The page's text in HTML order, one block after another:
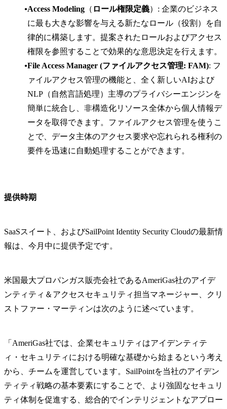
Access Modeling （ ロール権限定義）: 企業のビジネス
に最も大きな影響を与える新たなロール（役割）を自
律的に構築します。提案されたロールおよびアクセス
権限を参照することで効果的な意思決定を行えます。
File Access Manager (ファイルアクセス管理: FAM): フ
ァイルアクセス管理の機能と、全く新しいAIおよび
NLP（自然言語処理）主導のプライバシーエンジンを
簡単に統合し、非構造化リソース全体から個人情報デ
ータを取得できます。ファイルアクセス管理を使うこ
とで、データ主体のアクセス要求や忘れられる権利の
要件を迅速に自動処理することができます。
提供時期
SaaSスイート、およびSailPoint Identity Security Cloudの最新情
報は、今月中に提供予定です。
米国最大プロパンガス販売会社であるAmeriGas社のアイデ
ンティティ＆アクセスセキュリティ担当マネージャー、クリ
ストファー・マーティンは次のように述べています。
「AmeriGas社では、企業セキュリティはアイデンティテ
ィ・セキュリティにおける明確な基礎から始まるという考え
から、チームを運営しています。SailPointを当社のアイデン
ティティ戦略の基本要素にすることで、より強固なセキュリ
ティ体制を促進する、総合的でインテリジェントなアプロー